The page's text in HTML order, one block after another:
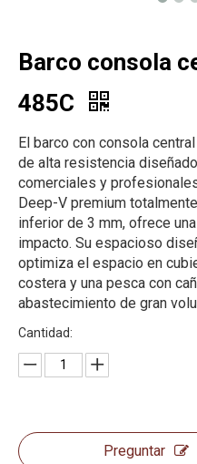
Barco consola
485C
El barco con consola
de alta resistencia
comerciales y
Deep-V premium
inferior de 3 mm, ofrece
impacto. Su espacioso
optimiza el espacio en
costera y una pesca con
abastecimiento de gran
Cantidad:
Preguntar